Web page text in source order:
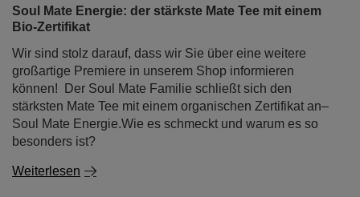
Soul Mate Energie: der stärkste Mate Tee mit einem
Bio-Zertifikat
Wir sind stolz darauf, dass wir Sie über eine weitere
großartige Premiere in unserem Shop informieren
können! Der Soul Mate Familie schließt sich den
stärksten Mate Tee mit einem organischen Zertifikat an–
Soul Mate Energie.Wie es schmeckt und warum es so
besonders ist?
Weiterlesen